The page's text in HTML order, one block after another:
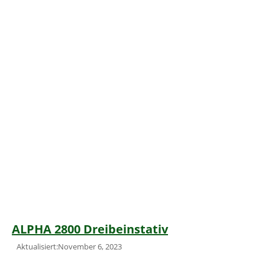
ALPHA 2800 Dreibeinstativ
Aktualisiert:November 6, 2023